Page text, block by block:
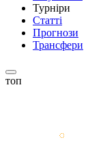
Турніри
Статті
Прогнози
Трансфери
топ